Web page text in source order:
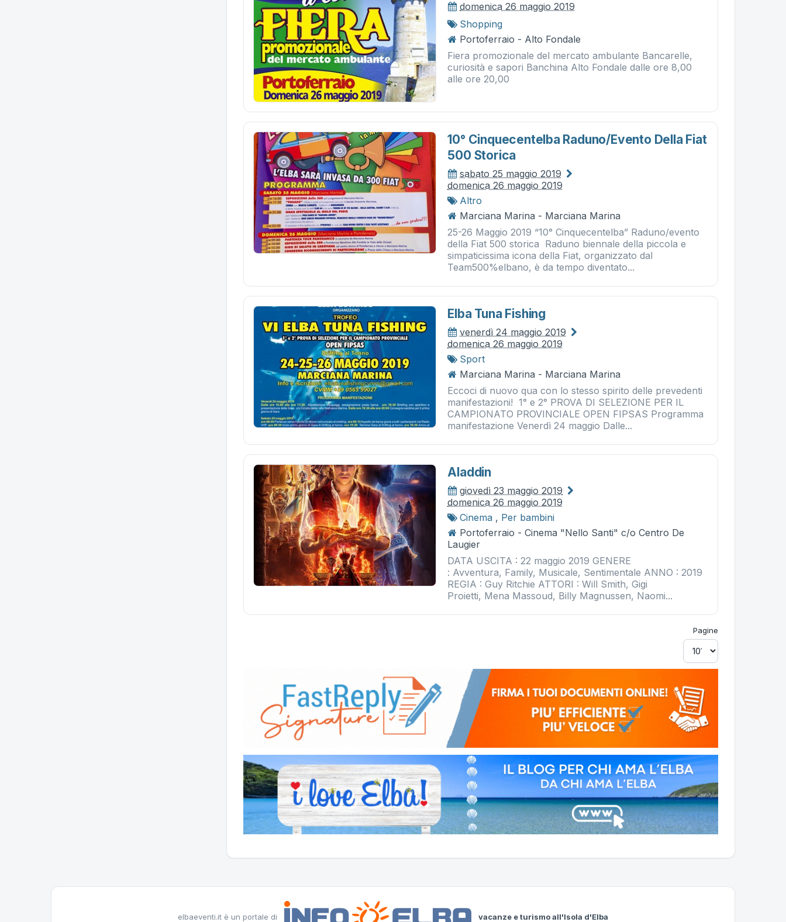
domenica 26 maggio 2019
Shopping
Portoferraio - Alto Fondale
Fiera promozionale del mercato ambulante Bancarelle,
curiosità e sapori Banchina Alto Fondale dalle ore 8,00
alle ore 20,00
10° Cinquecentelba Raduno/evento Della Fiat
500 Storica
sabato 25 maggio 2019
domenica 26 maggio 2019
Altro
Marciana Marina - Marciana Marina
25-26 Maggio 2019 “10° Cinquecentelba” Raduno/evento
della Fiat 500 storica Raduno biennale della piccola e
simpaticissima icona della Fiat, organizzato dal
Team500%elbano, è da tempo diventato...
Elba Tuna Fishing
venerdì 24 maggio 2019
domenica 26 maggio 2019
Sport
Marciana Marina - Marciana Marina
Eccoci di nuovo qua con lo stesso spirito delle prevedenti
manifestazioni! 1° e 2° PROVA DI SELEZIONE PER IL
CAMPIONATO PROVINCIALE OPEN FIPSAS Programma
manifestazione Venerdì 24 maggio Dalle...
Aladdin
giovedì 23 maggio 2019
domenica 26 maggio 2019
Cinema , Per bambini
Portoferraio - Cinema "Nello Santi" c/o Centro De
Laugier
DATA USCITA : 22 maggio 2019 GENERE
: Avventura, Family, Musicale, Sentimentale ANNO : 2019
REGIA : Guy Ritchie ATTORI : Will Smith, Gigi
Proietti, Mena Massoud, Billy Magnussen, Naomi...
Pagine
elbaeventi.it è un portale di vacanze e turismo all'Isola d'Elba